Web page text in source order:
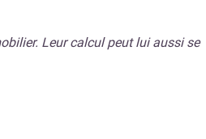
Leur calcul peut lui aussi se